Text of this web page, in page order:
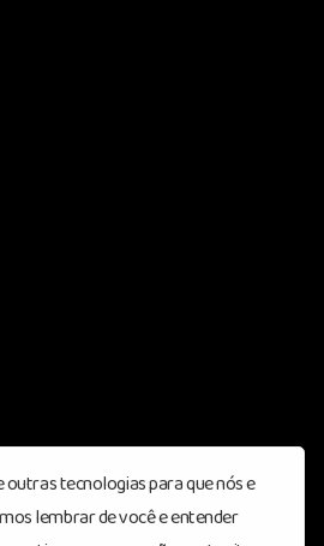
outras tecnologias para que nós e
lembrar de você e entender